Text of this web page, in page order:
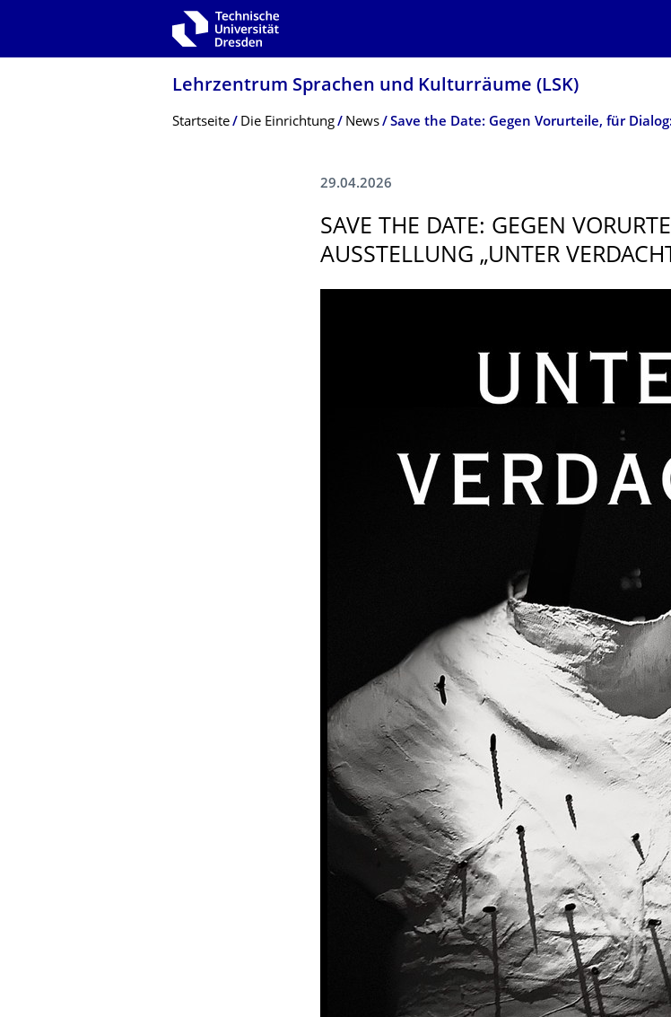
Zur Hauptnavigation springen
Lehrzentrum Sprachen und Kulturräume (LSK)
Breadcrumb-Menü
Startseite Die Einrichtung News
29.04.2026
SAVE THE DATE: GEGEN
AUSSTELLUNG „UNTER